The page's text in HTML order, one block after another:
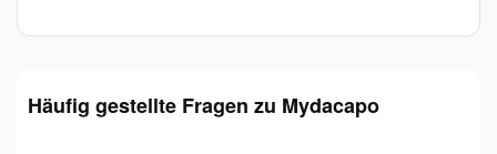
Häufig gestellte Fragen zu Mydacapo